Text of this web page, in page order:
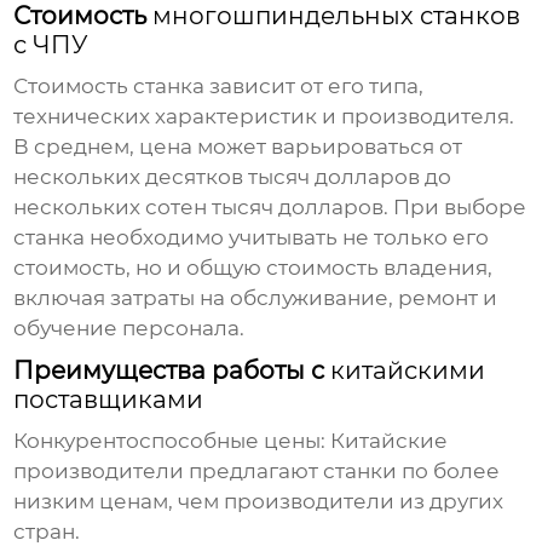
Стоимость многошпиндельных станков
с ЧПУ
Стоимость станка зависит от его типа,
технических характеристик и производителя.
В среднем, цена может варьироваться от
нескольких десятков тысяч долларов до
нескольких сотен тысяч долларов. При выборе
станка необходимо учитывать не только его
стоимость, но и общую стоимость владения,
включая затраты на обслуживание, ремонт и
обучение персонала.
Преимущества работы с китайскими
поставщиками
Конкурентоспособные цены: Китайские
производители предлагают станки по более
низким ценам, чем производители из других
стран.